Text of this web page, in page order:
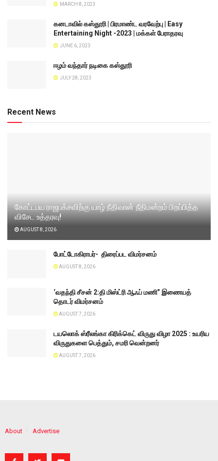
MARCH 8, 2023
கனடாவில் கஸ்தூரி | பிரமாண்ட வரவேற்பு | Easy
Entertaining Night -2023 | மக்கள் பேராதரவு
JUNE 6, 2023
ஈழம் வந்தார் நடிகை கஸ்தூரி
JULY 28, 2023
Recent News
கோட்டபய ராஜபக்சவிற்கு யாழ் நீதிவான் நீதிமன்றம் பிறப்பித்த
விசேட உத்தரவு!
AUGUST 8, 2026
போட்டோகிராபர்- ‌ திரைப்பட விமர்சனம்
AUGUST 8, 2026
‘வதந்தி சீசன் 2:தி மிஸ்ட்ரி ஆஃப் மணி” இணையத்
தொடர் விமர்சனம்
AUGUST 7, 2026
டயலொக் ஸ்ரீலங்கா கிரிக்கெட் விருது விழா 2025 : உயரிய
விருதுகளை பெத்தும், சமரி வென்றனர்
AUGUST 7, 2026
About Advertise